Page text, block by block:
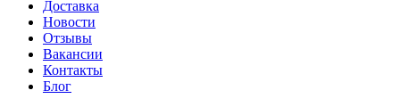
Доставка
Новости
Отзывы
Вакансии
Контакты
Блог